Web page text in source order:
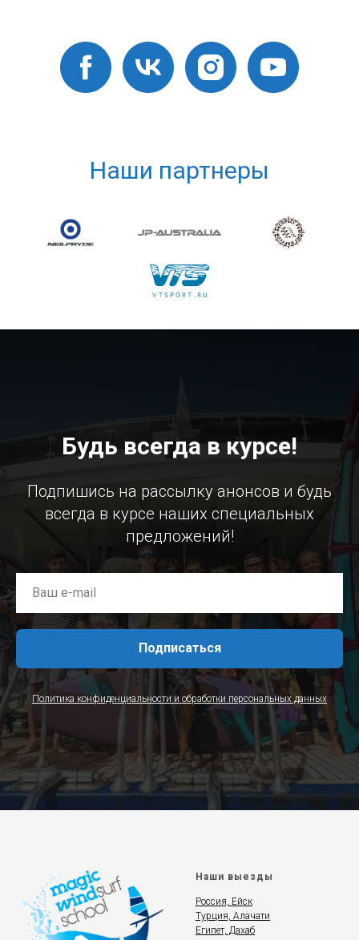
Наши партнеры
Будь всегда в курсе!
Подпишись на рассылку анонсов и будь
всегда в курсе наших специальных
предложений!
Подписаться
Политика конфиденциальности и обработки персональных данных
Наши выезды
Россия, Ейск
Турция, Алачати
Египет, Дахаб